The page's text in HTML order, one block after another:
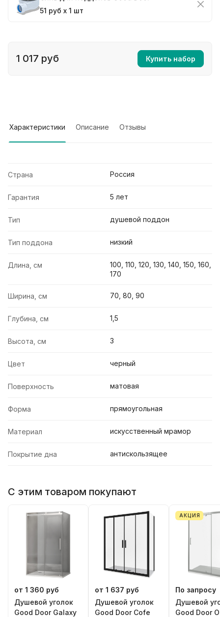
51 руб x 1 шт
1 017 руб Купить набор
Характеристики Описание Отзывы
Страна Россия
Гарантия 5 лет
Тип душевой поддон
Тип поддона низкий
Длина, см
100, 110, 120, 130, 140, 150, 160,
170
Ширина, см 70, 80, 90
Глубина, см 1,5
Высота, см 3
Цвет черный
Поверхность матовая
Форма прямоугольная
Материал искусственный мрамор
Покрытие дна антискользящее
С этим товаром покупают
от 1 360 руб
Душевой уголок
Good Door Galaxy
от 1 637 руб
Душевой уголок
Good Door Cofe
АКЦИЯ
По запросу
Душевой
Good Door